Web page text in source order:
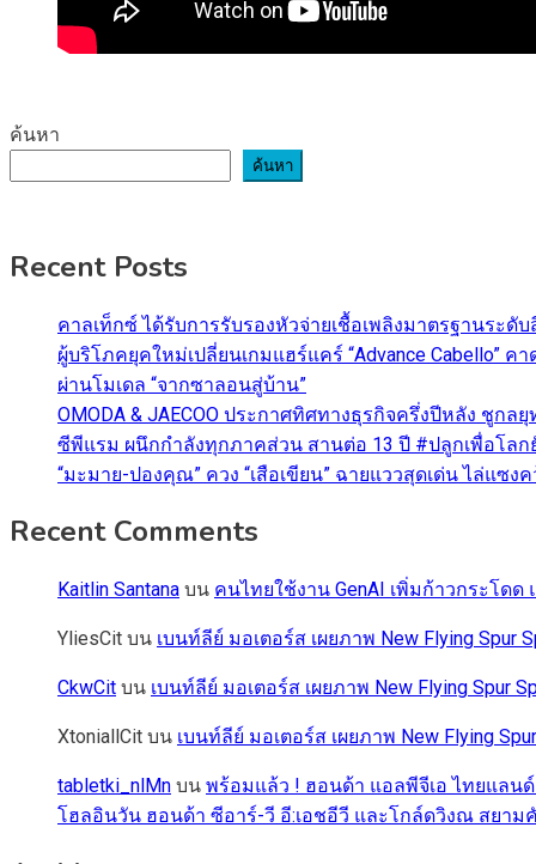
ค้นหา
ค้นหา
Recent Posts
คาลเท็กซ์ ได้รับการรับรองหัวจ่ายเชื้อเพลิงมาตรฐานร
ผู้บริโภคยุคใหม่เปลี่ยนเกมแฮร์แคร์ “Advance
ผ่านโมเดล “จากซาลอนสู่บ้าน”
OMODA & JAECOO ประกาศทิศทางธุรกิจครึ่งปีหลัง ชูกล
ซีพีแรม ผนึกกำลังทุกภาคส่วน สานต่อ 13 ปี #ปลูกเพื่อโลก
“มะมาย-ปองคุณ” ควง “เสือเขียน” ฉายแววสุดเด่น ไล่แ
Recent Comments
Kaitlin Santana บน คนไทยใช้งาน GenAI เพิ่มก้าวกระโด
YliesCit บน เบนท์ลีย์ มอเตอร์ส เผยภาพ New Flying
CkwCit บน เบนท์ลีย์ มอเตอร์ส เผยภาพ New Flying Spur
XtoniallCit บน เบนท์ลีย์ มอเตอร์ส เผยภาพ New Flying
tabletki_nlMn บน พร้อมแล้ว ! ฮอนด้า แอลพีจีเอ ไทยแลนด์
โฮลอินวัน ฮอนด้า ซีอาร์-วี อี:เอชอีวี และโกล์ดวิงณ สยา